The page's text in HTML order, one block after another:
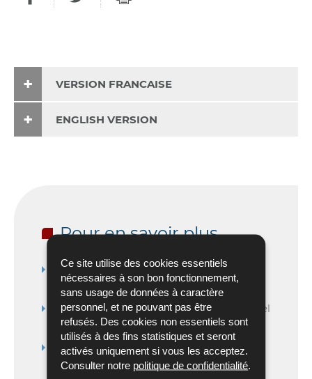
Ce site utilise des cookies essentiels
nécessaires à son bon fonctionnement,
sans usage de données à caractère
personnel, et ne pouvant pas être
refusés. Des cookies non essentiels sont
utilisés à des fins statistiques et seront
activés uniquement si vous les acceptez.
Consulter notre politique de confidentialité
VERSION FRANCAISE
ENGLISH VERSION
Pour en savoir plus
Guide AIF AML/CFT QUESTIONNAIRE
version 03.2026 (Pdf - 473 Ko)
AIF AML/CFT QUESTIONNAIRE 2025
(Excel
- 60 Ko)
Guide AIF AML/CFT QUESTIONNAIRE
version 02.2025 (Pdf - 273 Ko)